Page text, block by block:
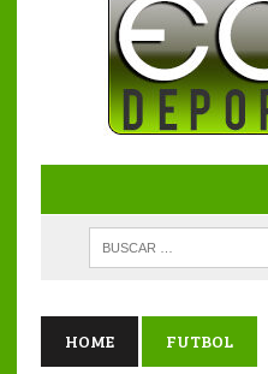
HOME FUTBOL